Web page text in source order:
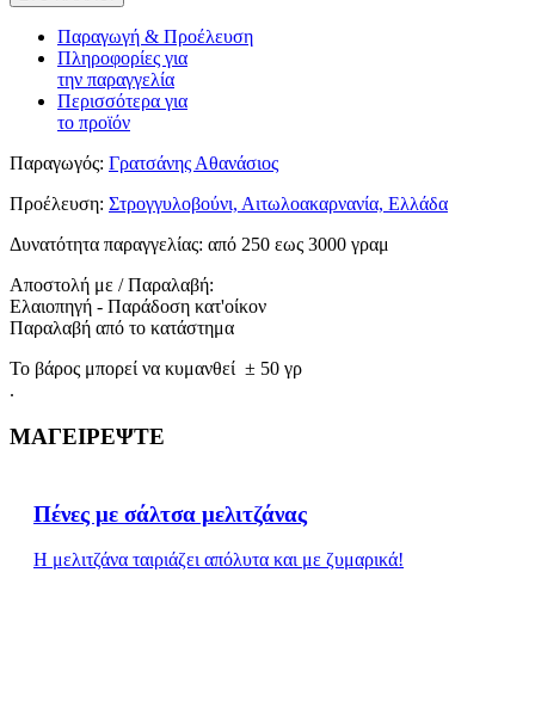
Παραγωγή & Προέλευση
Πληροφορίες για
την παραγγελία
Περισσότερα για
το προϊόν
Παραγωγός: Γρατσάνης Αθανάσιος
Προέλευση: Στρογγυλοβούνι, Αιτωλοακαρνανία, Ελλάδα
Δυνατότητα παραγγελίας: από 250 εως 3000 γραμ
Αποστολή με / Παραλαβή:
Ελαιοπηγή - Παράδοση κατ'οίκον
Παραλαβή από το κατάστημα
Το βάρος μπορεί να κυμανθεί ± 50 γρ
.
ΜΑΓΕΙΡΕΨΤΕ
Πένες με σάλτσα μελιτζάνας
Η μελιτζάνα ταιριάζει απόλυτα και με ζυμαρικά!